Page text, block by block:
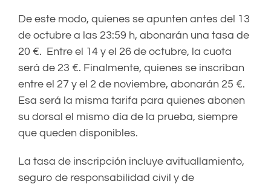
De este modo, quienes se apunten antes del 13
de octubre a las 23:59 h, abonarán una tasa de
20 €. Entre el 14 y el 26 de octubre, la cuota
será de 23 €. Finalmente, quienes se inscriban
entre el 27 y el 2 de noviembre, abonarán 25 €.
Esa será la misma tarifa para quienes abonen
su dorsal el mismo día de la prueba, siempre
que queden disponibles.
La tasa de inscripción incluye avituallamiento,
seguro de responsabilidad civil y de